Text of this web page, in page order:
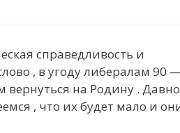
справедливость и
, в угоду либералам 90 —
на Родину .
, что их будет мало и